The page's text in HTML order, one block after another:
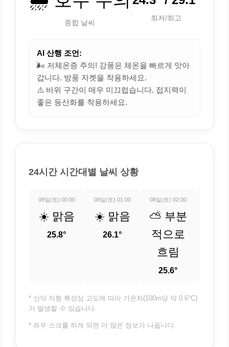
종합 날씨
최저/최고
AI 산행 조언:
🌬️ 저체온증 주의! 강풍은 체온을 빠르게 앗아
갑니다. 방풍 자켓을 착용하세요.
⚠️ 바위 구간이 매우 미끄럽습니다. 접지력이
좋은 등산화를 착용하세요.
24시간 시간대별 날씨 상황
08일(토) 00:00
☀️ 맑음
25.8°
08일(토) 01:00
☀️ 맑음
26.1°
08일(토) 02:00
⛅ 부분
적으로
흐림
25.6°
* 산악 지형 특성상 고도에 따라 기온차(100m당 약 0.6°C)
가 발생할 수 있습니다.
* 좌우 스크롤 하게 되면 더 많은 정보가 나옵니다.